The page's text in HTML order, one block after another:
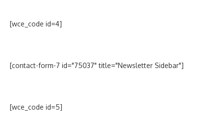
[wce_code id=4]
[contact-form-7 id="75037" title="Newsletter Sidebar"]
[wce_code id=5]